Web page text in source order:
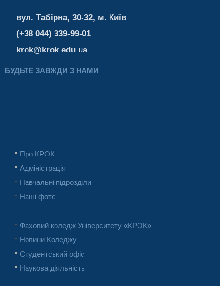
вул. Табірна, 30-32, м. Київ
(+38 044) 339-99-01
krok@krok.edu.ua
БУДЬТЕ ЗАВЖДИ З НАМИ
Про КРОК
Адміністрація
Навчальні підрозділи
Наші фото
Фаховий коледж Університету «КРОК»
Новини Коледжу
Студентський офіс
Наукова діяльність